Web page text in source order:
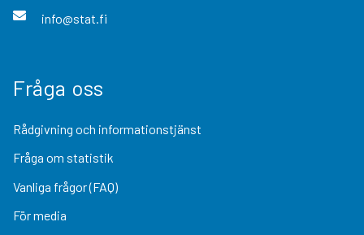
info@stat.fi
Fråga oss
Rådgivning och informationstjänst
Fråga om statistik
Vanliga frågor (FAQ)
För media